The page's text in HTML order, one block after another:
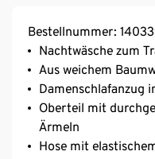
Bestellnummer:
Nachtwäsche zum
Aus weichem
Damenschlafanzug
Oberteil mit
Ärmeln
Hose mit